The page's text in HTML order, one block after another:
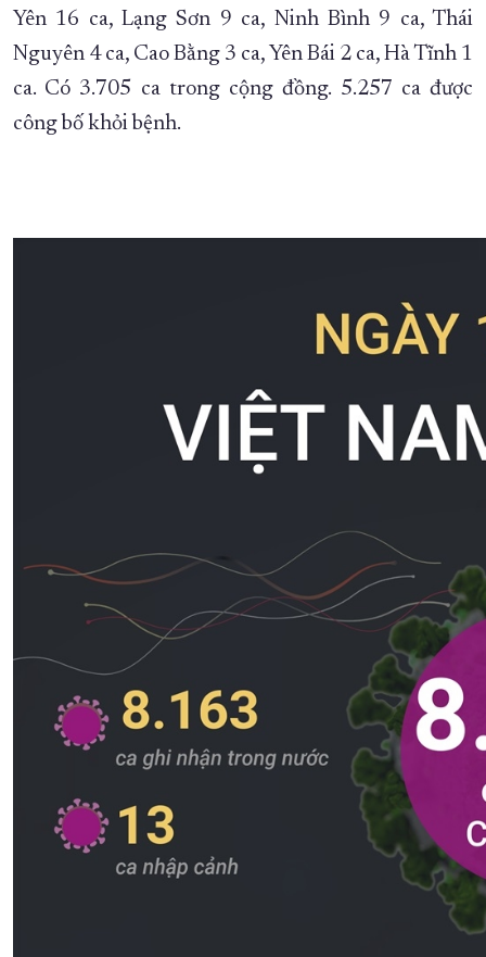
Yên 16 ca, Lạng Sơn 9 ca, Ninh Bình 9 ca, Thái
Nguyên 4 ca, Cao Bằng 3 ca, Yên Bái 2 ca, Hà Tĩnh 1
ca. Có 3.705 ca trong cộng đồng. 5.257 ca được
công bố khỏi bệnh.